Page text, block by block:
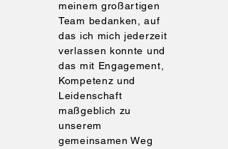
meinem großartigen
Team bedanken, auf
das ich mich jederzeit
verlassen konnte und
das mit Engagement,
Kompetenz und
Leidenschaft
maßgeblich zu
unserem
gemeinsamen Weg